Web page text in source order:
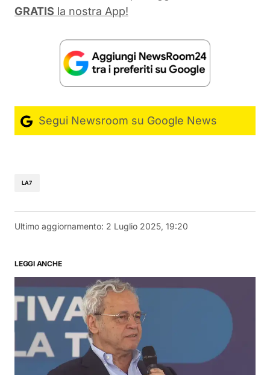
GRATIS la nostra App!
Segui Newsroom su Google News
LA7
Ultimo aggiornamento: 2 Luglio 2025, 19:20
LEGGI ANCHE